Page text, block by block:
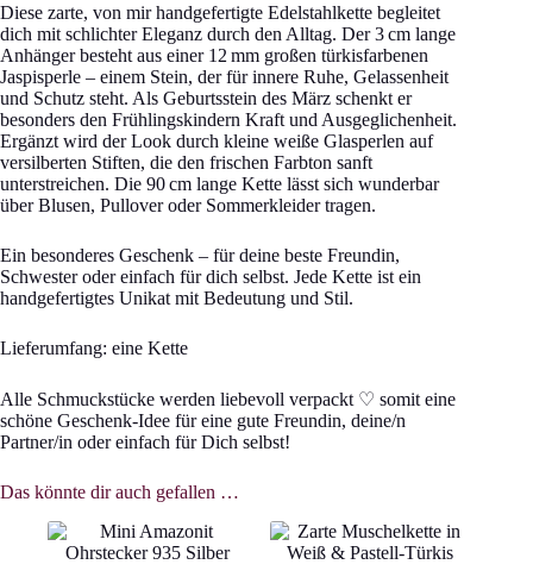
Diese zarte, von mir handgefertigte Edelstahlkette begleitet
dich mit schlichter Eleganz durch den Alltag. Der 3 cm lange
Anhänger besteht aus einer 12 mm großen türkisfarbenen
Jaspisperle – einem Stein, der für innere Ruhe, Gelassenheit
und Schutz steht. Als Geburtsstein des März schenkt er
besonders den Frühlingskindern Kraft und Ausgeglichenheit.
Ergänzt wird der Look durch kleine weiße Glasperlen auf
versilberten Stiften, die den frischen Farbton sanft
unterstreichen. Die 90 cm lange Kette lässt sich wunderbar
über Blusen, Pullover oder Sommerkleider tragen.
Ein besonderes Geschenk – für deine beste Freundin,
Schwester oder einfach für dich selbst. Jede Kette ist ein
handgefertigtes Unikat mit Bedeutung und Stil.
Lieferumfang: eine Kette
Alle Schmuckstücke werden liebevoll verpackt ♡ somit eine
schöne Geschenk-Idee für eine gute Freundin, deine/n
Partner/in oder einfach für Dich selbst!
Das könnte dir auch gefallen …